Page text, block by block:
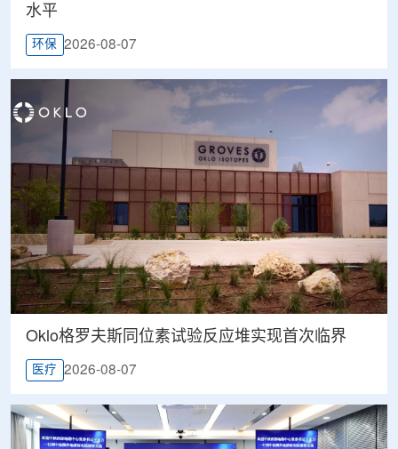
水平
环保 2026-08-07
Oklo格罗夫斯同位素试验反应堆实现首次临界
医疗 2026-08-07